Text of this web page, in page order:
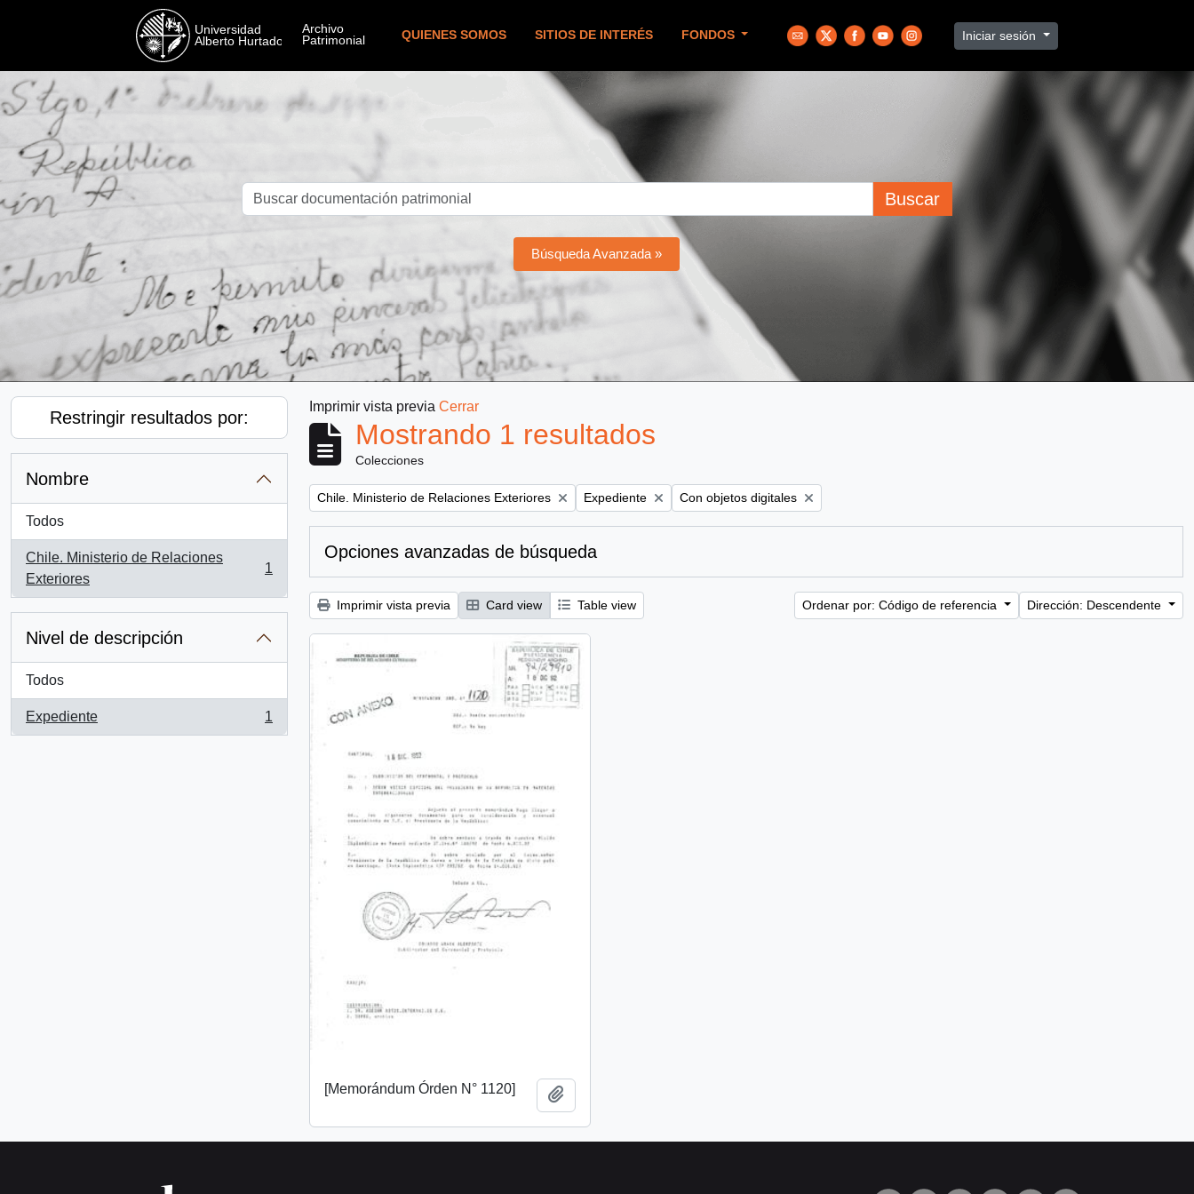
QUIENES SOMOS SITIOS DE INTERÉS FONDOS Iniciar sesión
Buscar
Búsqueda Avanzada »
Restringir resultados por:
Nombre
Todos
Chile. Ministerio de Relaciones
Exteriores
, 1 resultados
1
Nivel de descripción
Todos
Expediente
, 1 resultados
1
Imprimir vista previa Cerrar
Mostrando 1 resultados
Colecciones
Remove filter:
Chile. Ministerio de Relaciones Exteriores Remove filter:
Expediente Remove filter:
Con objetos digitales
Opciones avanzadas de búsqueda
Imprimir vista previa Card view Table view Ordenar por: Código de referencia Dirección: Descendente
[Memorándum Órden N° 1120]